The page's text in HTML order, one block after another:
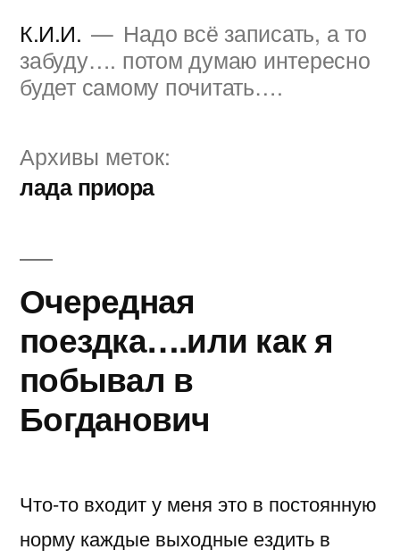
содержимому
К.И.И.
Надо всё записать, а то
забуду…. потом думаю интересно
будет самому почитать….
Архивы меток:
лада приора
Очередная
поездка….или как я
побывал в
Богданович
Что-то входит у меня это в постоянную
норму каждые выходные ездить в